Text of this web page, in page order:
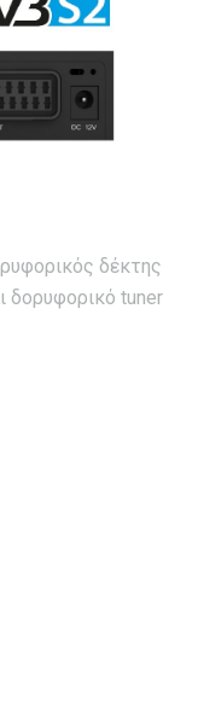
δέκτης
δορυφορικό tuner